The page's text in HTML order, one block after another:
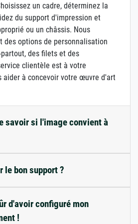
un cadre, déterminez la
du support d'impression et
ou un châssis. Nous
des options de personnalisation
des filets et des
clientèle est à votre
aider à concevoir votre œuvre d'art
savoir si l'image convient à
le bon support ?
d'avoir configuré mon
!